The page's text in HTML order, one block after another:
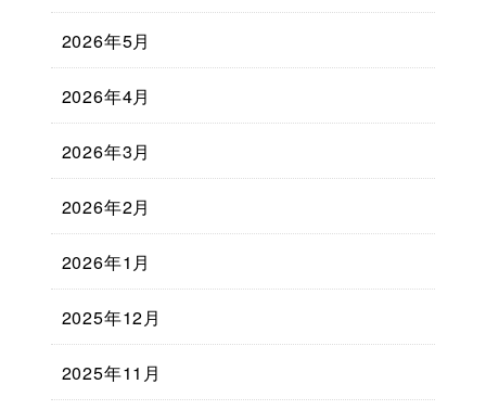
2026年5月
2026年4月
2026年3月
2026年2月
2026年1月
2025年12月
2025年11月